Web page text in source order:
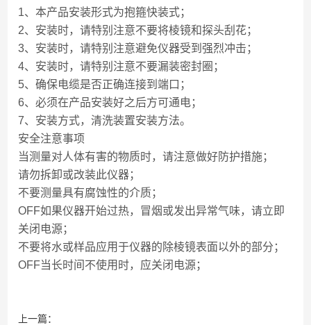
1、本产品安装形式为抱箍快装式；
2、安装时，请特别注意不要将棱镜和探头刮花；
3、安装时，请特别注意避免仪器受到强烈冲击；
4、安装时，请特别注意不要漏装密封圈；
5、确保电缆是否正确连接到端口；
6、必须在产品安装好之后方可通电；
7、安装方式，清洗装置安装方法。
安全注意事项
当测量对人体有害的物质时，请注意做好防护措施；
请勿拆卸或改装此仪器；
不要测量具有腐蚀性的介质；
OFF如果仪器开始过热，冒烟或发出异常气味，请立即
关闭电源；
不要将水或样品应用于仪器的除棱镜表面以外的部分；
OFF当长时间不使用时，应关闭电源；
上一篇：